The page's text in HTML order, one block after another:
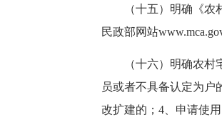
（十五）明确《农村
民政部网站
（十六）明确农村宅
员或者不具备认定为户
改扩建的；4、申请使